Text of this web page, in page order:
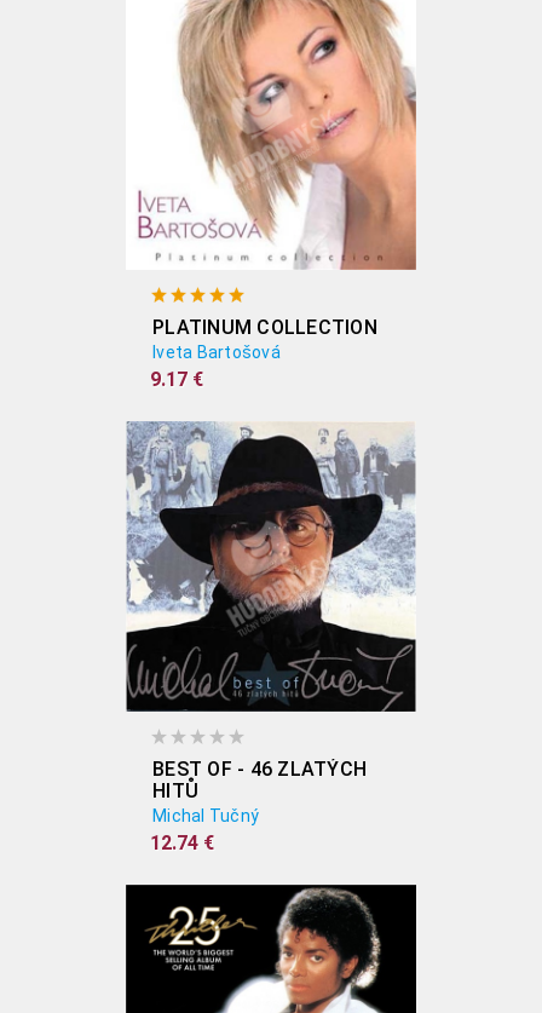
PLATINUM COLLECTION
Iveta Bartošová
9.17 €
BEST OF - 46 ZLATÝCH
HITŮ
Michal Tučný
12.74 €